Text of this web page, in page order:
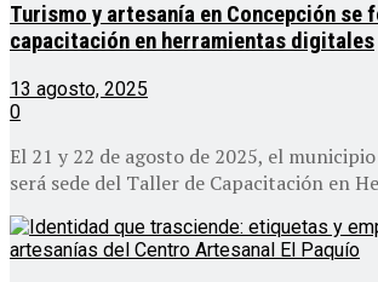
Turismo y artesanía en Concepción se
capacitación en herramientas digitales
13 agosto, 2025
0
El 21 y 22 de agosto de 2025, el
será sede del Taller de Capacitación en